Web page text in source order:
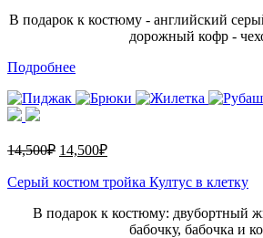
В подарок к костюму - английский
дорожный кофр -
Подробнее
14,500₽ 14,500₽
Серый костюм тройка Култус в клетку
В подарок к костюму: двубортный
бабочку, бабочка и